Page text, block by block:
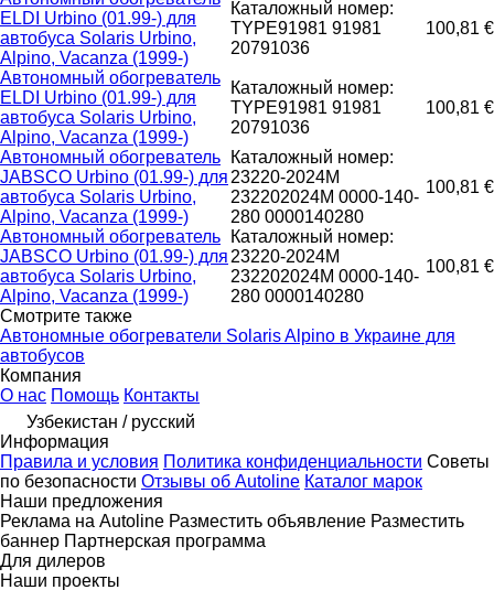
ELDI Urbino (01.99-) для
автобуса Solaris Urbino,
Alpino, Vacanza (1999-)
Каталожный номер:
TYPE91981 91981
20791036
100,81 €
Автономный обогреватель
ELDI Urbino (01.99-) для
автобуса Solaris Urbino,
Alpino, Vacanza (1999-)
Каталожный номер:
TYPE91981 91981
20791036
100,81 €
Автономный обогреватель
JABSCO Urbino (01.99-) для
автобуса Solaris Urbino,
Alpino, Vacanza (1999-)
Каталожный номер:
23220-2024M
232202024M 0000-140-
280 0000140280
100,81 €
Автономный обогреватель
JABSCO Urbino (01.99-) для
автобуса Solaris Urbino,
Alpino, Vacanza (1999-)
Каталожный номер:
23220-2024M
232202024M 0000-140-
280 0000140280
100,81 €
Смотрите также
Автономные обогреватели Solaris Alpino в Украине для
автобусов
Компания
О нас Помощь Контакты
Узбекистан / русский
Информация
Правила и условия Политика конфиденциальности Советы
по безопасности Отзывы об Autoline Каталог марок
Наши предложения
Реклама на Autoline Разместить объявление Разместить
баннер Партнерская программа
Для дилеров
Наши проекты